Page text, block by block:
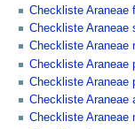
Checkliste Araneae
Checkliste Araneae
Checkliste Araneae
Checkliste Araneae
Checkliste Araneae
Checkliste Araneae
Checkliste Araneae